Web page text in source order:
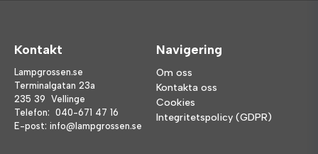
Kontakt
Lampgrossen.se
Terminalgatan 23a
235 39 Vellinge
Telefon: 040-671 47 16
E-post: info@lampgrossen.se
Navigering
Om oss
Kontakta oss
Cookies
Integritetspolicy (GDPR)